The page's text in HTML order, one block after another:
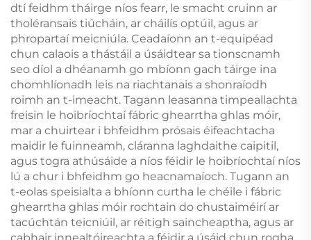
dtí feidhm tháirge níos fearr, le smacht cruinn ar
tholéransais tiúcháin, ar cháilís optúil, agus ar
phropartaí meicniúla. Ceadaíonn an t-equipéad
chun calaois a thástáil a úsáidtear sa tionscnamh
seo díol a dhéanamh go mbíonn gach táirge ina
chomhlíonadh leis na riachtanais a shonraíodh
roimh an t-imeacht. Tagann leasanna timpeallachta
freisin le hoibríochtaí fábric ghearrtha ghlas móir,
mar a chuirtear i bhfeidhm prósais éifeachtacha
maidir le fuinneamh, cláranna laghdaithe caipitil,
agus togra athúsáide a níos féidir le hoibríochtaí níos
lú a chur i bhfeidhm go heacnamaíoch. Tugann an
t-eolas speisialta a bhíonn curtha le chéile i fábric
ghearrtha ghlas móir rochtain do chustaiméirí ar
tacúchtán teicniúil, ar réitigh saincheaptha, agus ar